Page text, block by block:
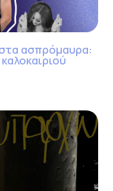
ασπρόμαυρα: